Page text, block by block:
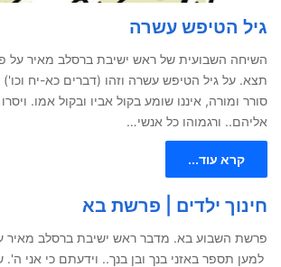
גיל הטיפש עשרה
השיחה השבועית של ראש ישיבת ברסלב מאיר על
תצא. על גיל הטיפש עשרה וזהו (דברים כא-יח וכו')
סורר ומורה, איננו שומע בקול אביו ובקול אמו.
אליהם.. ורגמוהו כל אנשי…
קרא עוד...
חינוך ילדים | פרשת בא
פרשת השבוע בא. מדבר ראש ישיבת ברסלב מאיר
למען תספר באזני בנך ובן בנך.. וידעתם כי אני